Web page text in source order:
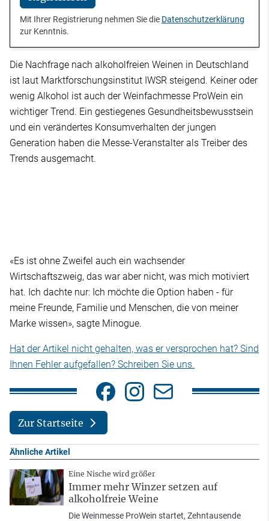
Mit Ihrer Registrierung nehmen Sie die Datenschutzerklärung
zur Kenntnis.
Die Nachfrage nach alkoholfreien Weinen in Deutschland
ist laut Marktforschungsinstitut IWSR steigend. Keiner oder
wenig Alkohol ist auch der Weinfachmesse ProWein ein
wichtiger Trend. Ein gestiegenes Gesundheitsbewusstsein
und ein verändertes Konsumverhalten der jungen
Generation haben die Messe-Veranstalter als Treiber des
Trends ausgemacht.
«Es ist ohne Zweifel auch ein wachsender
Wirtschaftszweig, das war aber nicht, was mich motiviert
hat. Ich dachte nur: Ich möchte die Option haben - für
meine Freunde, Familie und Menschen, die von meiner
Marke wissen», sagte Minogue.
Hat der Artikel nicht gehalten, was er versprochen hat? Sind
Ihnen Fehler aufgefallen? Schreiben Sie uns.
Zur Startseite
Ähnliche Artikel
Eine Nische wird größer
Immer mehr Winzer setzen auf
alkoholfreie Weine
Die Weinmesse ProWein startet, Zehntausende